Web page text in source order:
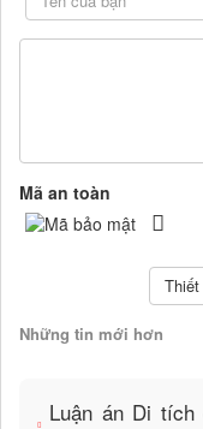
Mã an toàn
Những tin mới hơn
Luận án Di tích